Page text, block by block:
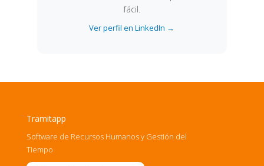
fácil.
Ver perfil en LinkedIn →
Tramitapp
Software de Recursos Humanos y Gestión del
Tiempo